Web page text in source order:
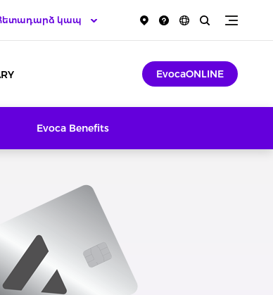
կապ
EvocaONLINE
Evoca Benefits